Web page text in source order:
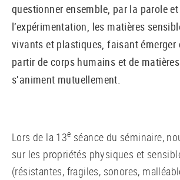
questionner ensemble, par la parole
l’expérimentation, les matières
vivants et plastiques, faisant émerger
partir de corps humains et de
s’animent mutuellement.
Lors de la 13e séance du séminaire,
sur les propriétés physiques et
(résistantes, fragiles, sonores,